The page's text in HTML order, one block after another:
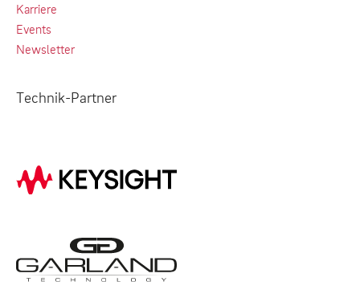
Karriere
Events
Newsletter
Technik-Partner